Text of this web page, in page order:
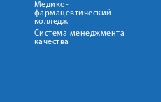
Медико-
фармацевтический
колледж
Система менеджмента
качества